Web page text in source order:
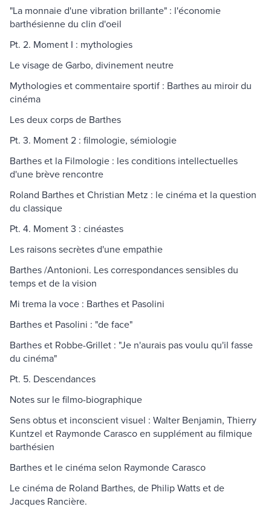
"La monnaie d'une vibration brillante" : l'économie
barthésienne du clin d'oeil
Pt. 2. Moment I : mythologies
Le visage de Garbo, divinement neutre
Mythologies et commentaire sportif : Barthes au miroir du
cinéma
Les deux corps de Barthes
Pt. 3. Moment 2 : filmologie, sémiologie
Barthes et la Filmologie : les conditions intellectuelles
d'une brève rencontre
Roland Barthes et Christian Metz : le cinéma et la question
du classique
Pt. 4. Moment 3 : cinéastes
Les raisons secrètes d'une empathie
Barthes /Antonioni. Les correspondances sensibles du
temps et de la vision
Mi trema la voce : Barthes et Pasolini
Barthes et Pasolini : "de face"
Barthes et Robbe-Grillet : "Je n'aurais pas voulu qu'il fasse
du cinéma"
Pt. 5. Descendances
Notes sur le filmo-biographique
Sens obtus et inconscient visuel : Walter Benjamin, Thierry
Kuntzel et Raymonde Carasco en supplément au filmique
barthésien
Barthes et le cinéma selon Raymonde Carasco
Le cinéma de Roland Barthes, de Philip Watts et de
Jacques Rancière.